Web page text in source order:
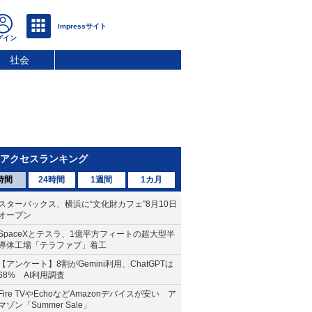
社会
アクセスランキング
間 24時間 1週間 1カ月
ターバックス、横浜に“文化財カフェ”8月10日
ープン
とテスラ、1億平方フィートの超大型半
体工場「テラファブ」着工
アンケート】8割がGemini利用、ChatGPTは
AI利用調査
TVやEchoなどAmazonデバイスが安い ア
ゾン「Summer Sale」